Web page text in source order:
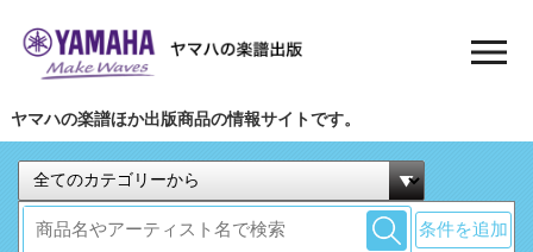
ヤマハの楽譜ほか出版商品の情報サイトです。
条件を追加